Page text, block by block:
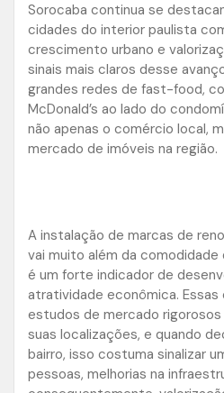
Sorocaba continua se
cidades do interior paulista
crescimento urbano e
sinais mais claros desse
grandes redes de fast-food,
McDonald’s ao lado do
não apenas o comércio local,
mercado de imóveis na região.
A instalação de marcas de
vai muito além da comodidade
é um forte indicador de
atratividade econômica. Essas
estudos de mercado
suas localizações, e quando
bairro, isso costuma sinalizar
pessoas, melhorias na